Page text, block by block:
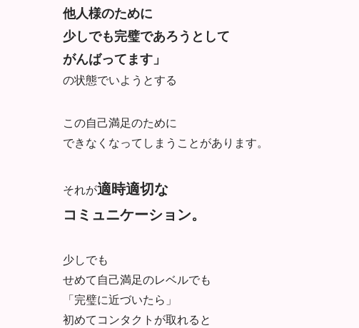
他人様のために
少しでも完璧であろうとして
がんばってます」
の状態でいようとする
この自己満足のために
できなくなってしまうことがあります。
それが適時適切な
コミュニケーション。
少しでも
せめて自己満足のレベルでも
「完璧に近づいたら」
初めてコンタクトが取れると